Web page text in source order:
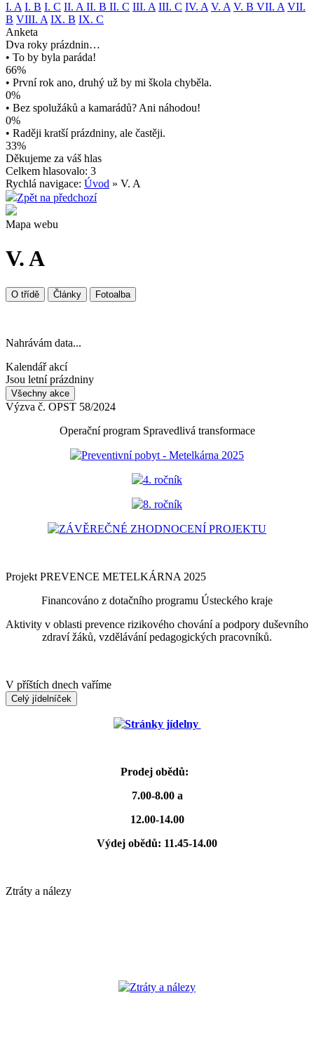
I. A I. B I. C II. A II. B II. C III. A III. C IV. A V. A V. B VII. A VII.
B VIII. A IX. B IX. C
Anketa
Dva roky prázdnin…
• To by byla paráda!
66%
• První rok ano, druhý už by mi škola chyběla.
0%
• Bez spolužáků a kamarádů? Ani náhodou!
0%
• Raději kratší prázdniny, ale častěji.
33%
Děkujeme za váš hlas
Celkem hlasovalo: 3
Rychlá navigace: Úvod » V. A
Zpět na předchozí
Mapa webu
V. A
O třídě Články Fotoalba
Nahrávám data...
Kalendář akcí
Jsou letní prázdniny
Všechny akce
Výzva č. OPST 58/2024
Operační program Spravedlivá transformace
Preventivní pobyt - Metelkárna 2025
4. ročník
8. ročník
ZÁVĚREČNÉ ZHODNOCENÍ PROJEKTU
Projekt PREVENCE METELKÁRNA 2025
Financováno z dotačního programu Ústeckého kraje
Aktivity v oblasti prevence rizikového chování a podpory duševního
zdraví žáků, vzdělávání pedagogických pracovníků.
V příštích dnech vaříme
Celý jídelníček
Stránky jídelny
Prodej obědů:
7.00-8.00 a
12.00-14.00
Výdej obědů: 11.45-14.00
Ztráty a nálezy
Ztráty a nálezy